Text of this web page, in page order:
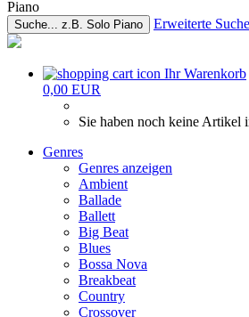
Piano
Suche... z.B. Solo Piano Erweiterte Suche
Ihr Warenkorb
0,00 EUR
Sie haben noch keine Artikel
Genres
Genres anzeigen
Ambient
Ballade
Ballett
Big Beat
Blues
Bossa Nova
Breakbeat
Country
Crossover